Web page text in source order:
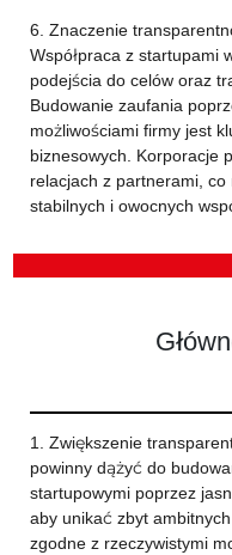
6. Znaczenie
Współpraca z startupami
podejścia do celów oraz
Budowanie zaufania
możliwościami firmy jest
biznesowych. Korporacje
relacjach z partnerami,
stabilnych i owocnych
1. Zwiększenie
powinny dążyć do
startupowymi poprzez
aby unikać zbyt
zgodne z rzeczywistymi